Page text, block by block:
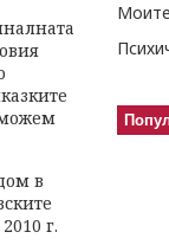
можем
в
г.